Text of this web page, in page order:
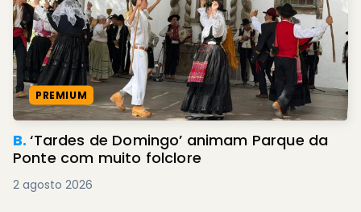
PREMIUM
B.‘Tardes de Domingo’ animam Parque da
Ponte com muito folclore
2 agosto 2026